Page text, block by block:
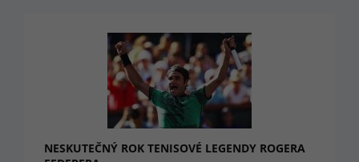
NESKUTEČNÝ ROK TENISOVÉ LEGENDY ROGERA